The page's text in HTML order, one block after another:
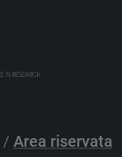
/ Area riservata